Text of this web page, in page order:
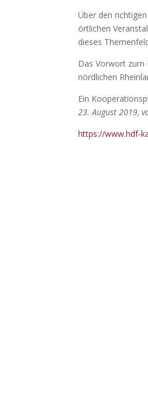
Über den
örtlichen
dieses
Das Vorwort zum
nördlichen
Ein
23. August 2019,
https://www.hdf-